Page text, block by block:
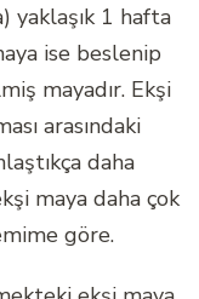
yaklaşık 1 hafta
ise beslenip
mayadır. Ekşi
arasındaki
daha
maya daha çok
göre.